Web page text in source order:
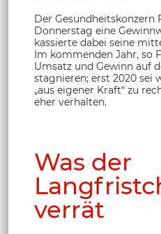
Der Gesundheitskonzern
Donnerstag eine
kassierte dabei seine
Im kommenden Jahr, so
Umsatz und Gewinn auf
stagnieren; erst 2020 sei
„aus eigener Kraft“ zu
eher verhalten.
Was der
verrät